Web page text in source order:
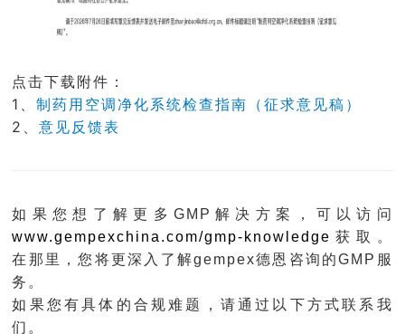
点击下载附件：
1、制药用空调净化系统检查指南（征求意见稿）
2、意见反馈表
如果您想了解更多 GMP 解决方案，可以访问
www.gempexchina.com/gmp-knowledge 获取。
在那里，您将更深入了解gempex德恩咨询的GMP 服
务。
如果您有具体的合规难题，请通过以下方式联系我
们。